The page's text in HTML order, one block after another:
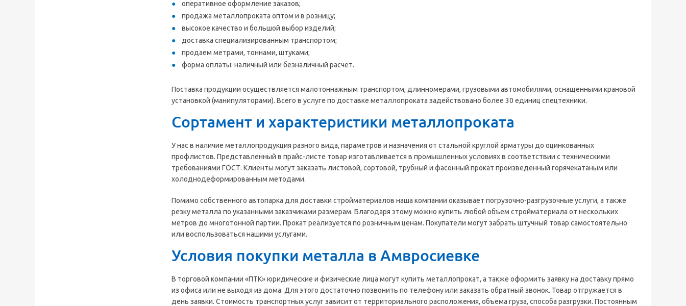
оперативное оформление заказов;
продажа металлопроката оптом и в розницу;
высокое качество и большой выбор изделий;
доставка специализированным транспортом;
продаем метрами, тоннами, штуками;
форма оплаты: наличный или безналичный расчет.
Поставка продукции осуществляется малотоннажным транспортом, длинномерами, грузовыми автомобилями, оснащенными крановой
установкой (манипуляторами). Всего в услуге по доставке металлопроката задействовано более 30 единиц спецтехники.
Сортамент и характеристики металлопроката
У нас в наличие металлопродукция разного вида, параметров и назначения от стальной круглой арматуры до оцинкованных
профлистов. Представленный в прайс-листе товар изготавливается в промышленных условиях в соответствии с техническими
требованиями ГОСТ. Клиенты могут заказать листовой, сортовой, трубный и фасонный прокат произведенный горячекатаным или
холоднодеформированным методами.
Помимо собственного автопарка для доставки стройматериалов наша компании оказывает погрузочно-разгрузочные услуги, а также
резку металла по указанными заказчиками размерам. Благодаря этому можно купить любой объем стройматериала от нескольких
метров до многотонной партии. Прокат реализуется по розничным ценам. Покупатели могут забрать штучный товар самостоятельно
или воспользоваться нашими услугами.
Условия покупки металла в Амвросиевке
В торговой компании «ПТК» юридические и физические лица могут купить металлопрокат, а также оформить заявку на доставку прямо
из офиса или не выходя из дома. Для этого достаточно позвонить по телефону или заказать обратный звонок. Товар отгружается в
день заявки. Стоимость транспортных услуг зависит от территориального расположения, объема груза, способа разгрузки. Постоянным